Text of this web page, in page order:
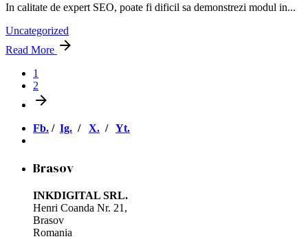
In calitate de expert SEO, poate fi dificil sa demonstrezi modul in...
Uncategorized
Read More
1
2
Fb. / Ig. / X. / Yt.
Brasov
INKDIGITAL SRL.
Henri Coanda Nr. 21,
Brasov
Romania